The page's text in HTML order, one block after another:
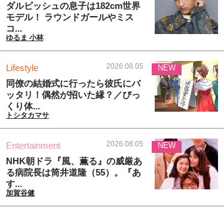
ダルビッシュの息子は182cm世界
モデル！ ラウンドガールやミス
コ...
ゆるま 小林
Lifestyle 2026.08.05
同僚の結婚式に行ったら彼氏にバ
ッタリ！偶然が招いた縁？／びっ
くり体...
トシタカマサ
NEW
Entertainment 2026.08.05
NHK朝ドラ『風、薫る』の威厳あ
る病院長は筒井道隆（55）。『あ
す...
加賀谷健
NEW